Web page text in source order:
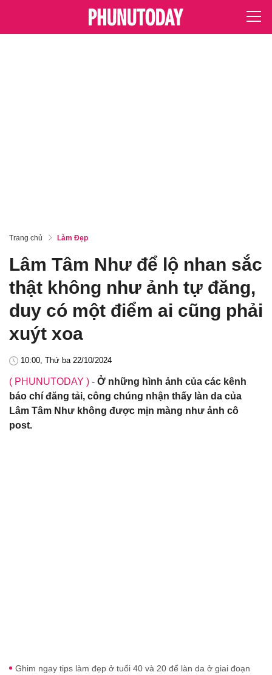
Trang chủ Làm Đẹp
Lâm Tâm Như để lộ nhan sắc
thật không như ảnh tự đăng,
duy có một điểm ai cũng phải
xuýt xoa
10:00, Thứ ba 22/10/2024
( PHUNUTODAY ) - Ở những hình ảnh của các kênh
báo chí đăng tải, công chúng nhận thấy làn da của
Lâm Tâm Như không được mịn màng như ảnh cô
post.
Ghim ngay tips làm đẹp ở tuổi 40 và 20 để làn da ở giai đoạn